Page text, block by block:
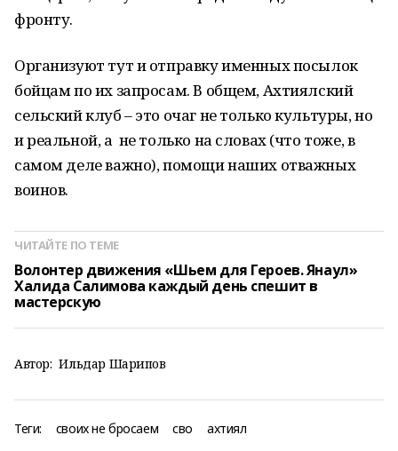
фронту.
Организуют тут и отправку именных посылок
бойцам по их запросам. В общем, Ахтиялский
сельский клуб – это очаг не только культуры, но
и реальной, а не только на словах (что тоже, в
самом деле важно), помощи наших отважных
воинов.
ЧИТАЙТЕ ПО ТЕМЕ
Волонтер движения «Шьем для Героев. Янаул»
Халида Салимова каждый день спешит в
мастерскую
Автор: Ильдар Шарипов
Теги: своих не бросаем сво ахтиял